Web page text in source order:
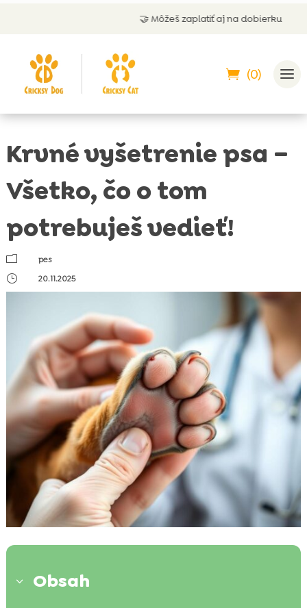
🤝 Môžeš zaplatiť aj na dobierku
(0)
Krvné vyšetrenie psa –
Všetko, čo o tom
potrebuješ vedieť!
m
pes
}
20.11.2025
3 Obsah